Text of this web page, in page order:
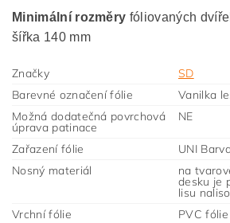
Minimální rozměry fóliovaných
šířka 140 mm
Značky
SD
Barevné označení fólie
Vanilka
Možná dodatečná povrchová
úprava patinace
NE
Zařazení fólie
UNI
Nosný materiál
na
desku je
lisu
Vrchní fólie
PVC